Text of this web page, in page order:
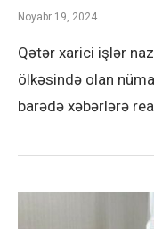
Noyabr 19, 2024
Qətər xarici işlər
ölkəsində olan
barədə xəbərlərə